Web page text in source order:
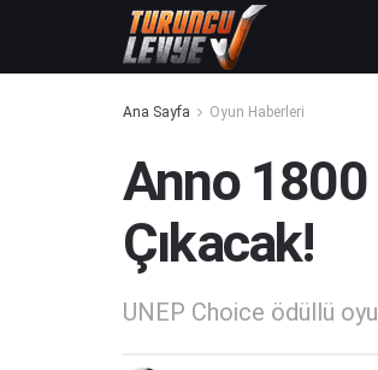
Ana Sayfa Oyun Haberleri
Anno 1800
Çıkacak!
UNEP Choice ödüllü